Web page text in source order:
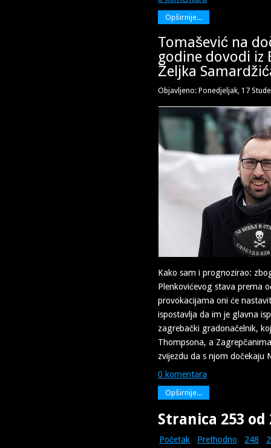
Opširnije...
Tomašević na
godine dovodi iz
Željka
Objavljeno: Ponedjeljak, 17
Kako sam i prognozirao:
Plenkovićevog stava prema
provokacijama oni će
ispostavlja da im je glavna
zagrebački gradonačelnik,
Thompsona, a
zvijezdu da s njom dočekaju
0 komentara
Opširnije...
Stranica 253 od
Početak Prethodno 248